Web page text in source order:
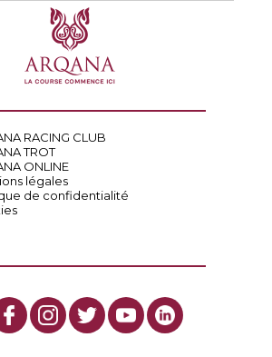
RACING CLUB
TROT
ONLINE
légales
de confidentialité